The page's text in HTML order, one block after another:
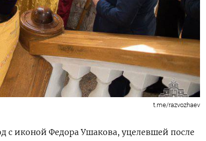
t.me/razvozhaev
с иконой Федора Ушакова, уцелевшей после